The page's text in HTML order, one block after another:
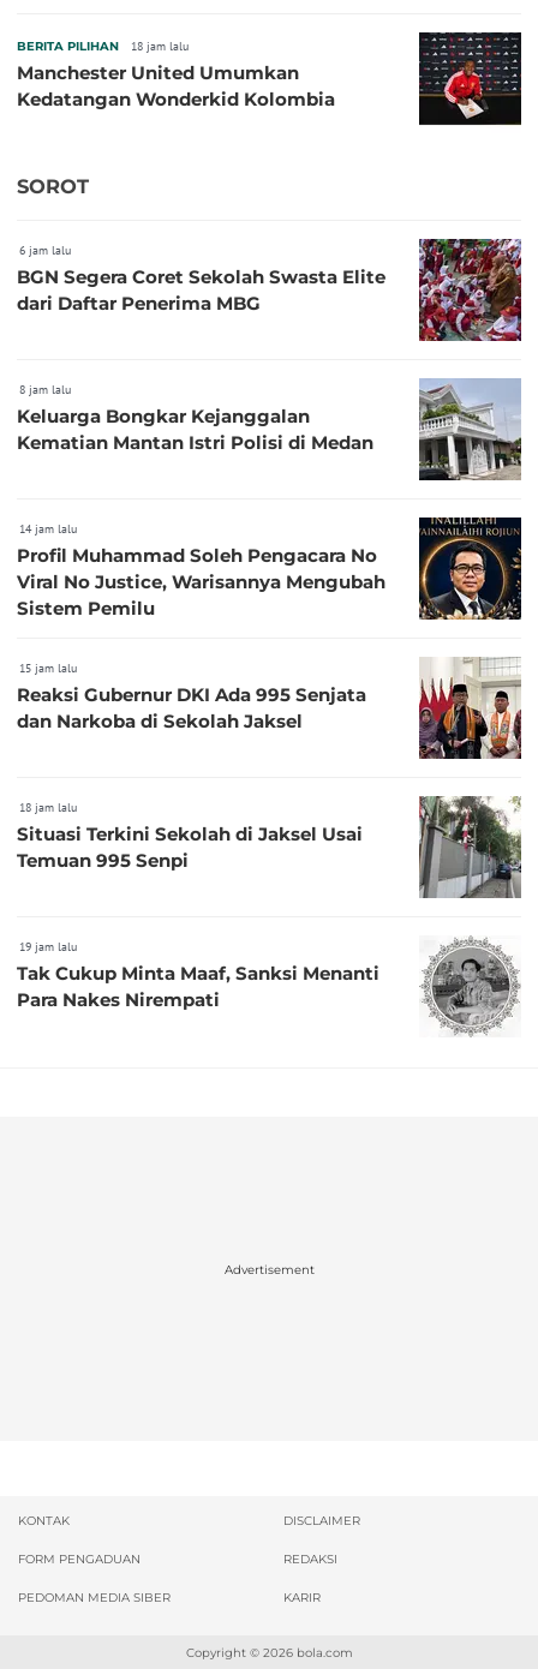
BERITA PILIHAN 18 jam lalu
Manchester United Umumkan
Kedatangan Wonderkid Kolombia
SOROT
6 jam lalu
BGN Segera Coret Sekolah Swasta Elite
dari Daftar Penerima MBG
8 jam lalu
Keluarga Bongkar Kejanggalan
Kematian Mantan Istri Polisi di Medan
14 jam lalu
Profil Muhammad Soleh Pengacara No
Viral No Justice, Warisannya Mengubah
Sistem Pemilu
15 jam lalu
Reaksi Gubernur DKI Ada 995 Senjata
dan Narkoba di Sekolah Jaksel
18 jam lalu
Situasi Terkini Sekolah di Jaksel Usai
Temuan 995 Senpi
19 jam lalu
Tak Cukup Minta Maaf, Sanksi Menanti
Para Nakes Nirempati
Advertisement
KONTAK DISCLAIMER
FORM PENGADUAN REDAKSI
PEDOMAN MEDIA SIBER KARIR
Copyright © 2026 bola.com